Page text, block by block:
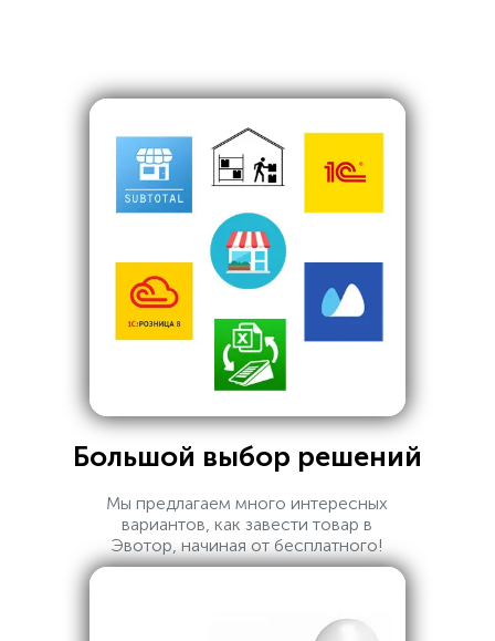
Большой выбор решений
Мы предлагаем много интересных
вариантов, как завести товар в
Эвотор, начиная от бесплатного!